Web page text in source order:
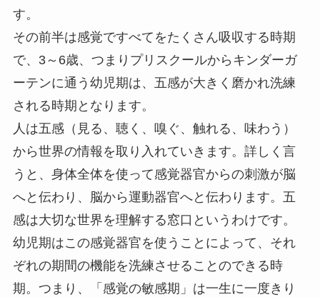
す。
その前半は感覚ですべてをたくさん吸収する時期
で、3～6歳、つまりプリスクールからキンダーガ
ーテンに通う幼児期は、五感が大きく磨かれ洗練
される時期となります。
人は五感（見る、聴く、嗅ぐ、触れる、味わう）
から世界の情報を取り入れていきます。詳しく言
うと、身体全体を使って感覚器官からの刺激が脳
へと伝わり、脳から運動器官へと伝わります。五
感は大切な世界を理解する窓口というわけです。
幼児期はこの感覚器官を使うことによって、それ
ぞれの期間の機能を洗練させることのできる時
期。つまり、「感覚の敏感期」は一生に一度きり